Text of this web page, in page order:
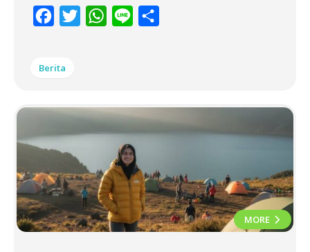
Facebook
Twitter WhatsApp
Line
Berita
MORE